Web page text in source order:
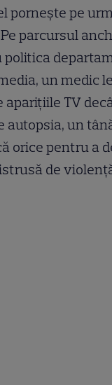
pornește pe
parcursul
politica
un medic
aparițiile TV
autopsia, un
orice pentru a
de